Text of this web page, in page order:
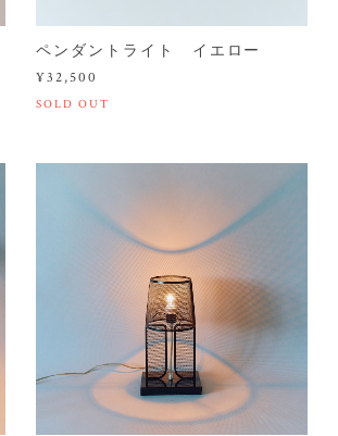
ペンダントライト イエロー
¥32,500
SOLD OUT